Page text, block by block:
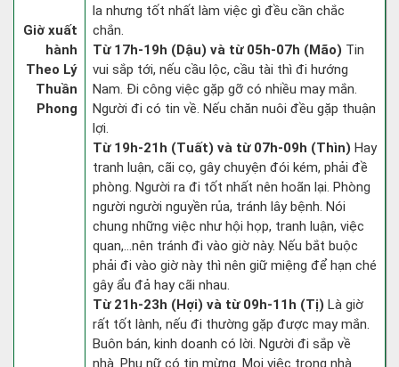
Giờ xuất
hành
Theo Lý
Thuần
Phong
la nhưng tốt nhất làm việc gì đều cần chắc
chắn.
Từ 17h-19h (Dậu) và từ 05h-07h (Mão) Tin
vui sắp tới, nếu cầu lộc, cầu tài thì đi hướng
Nam. Đi công việc gặp gỡ có nhiều may mắn.
Người đi có tin về. Nếu chăn nuôi đều gặp thuận
lợi.
Từ 19h-21h (Tuất) và từ 07h-09h (Thìn) Hay
tranh luận, cãi cọ, gây chuyện đói kém, phải đề
phòng. Người ra đi tốt nhất nên hoãn lại. Phòng
người người nguyền rủa, tránh lây bệnh. Nói
chung những việc như hội họp, tranh luận, việc
quan,…nên tránh đi vào giờ này. Nếu bắt buộc
phải đi vào giờ này thì nên giữ miệng để hạn ché
gây ẩu đả hay cãi nhau.
Từ 21h-23h (Hợi) và từ 09h-11h (Tị) Là giờ
rất tốt lành, nếu đi thường gặp được may mắn.
Buôn bán, kinh doanh có lời. Người đi sắp về
nhà. Phụ nữ có tin mừng. Mọi việc trong nhà